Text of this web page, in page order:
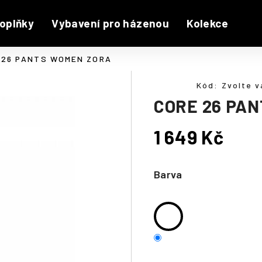
Vybavení pro házenou Kolekce
26 PANTS WOMEN ZORA
CORE 26
Barva
Kód: Zvolte
1 649 Kč